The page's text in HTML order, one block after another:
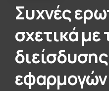
Συχνές
σχετικά με
εφαρμογών